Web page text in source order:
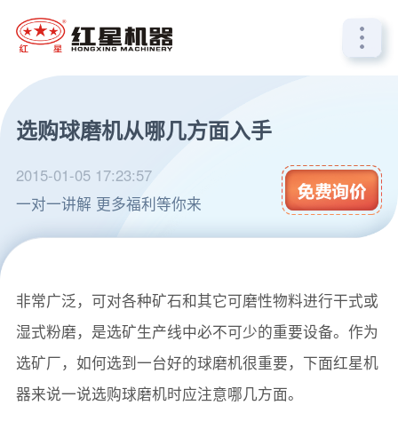
选购球磨机从哪几方面入手
2015-01-05 17:23:57
一对一讲解 更多福利等你来
非常广泛，可对各种矿石和其它可磨性物料进行干式或
湿式粉磨，是选矿生产线中必不可少的重要设备。作为
选矿厂，如何选到一台好的球磨机很重要，下面红星机
器来说一说选购球磨机时应注意哪几方面。